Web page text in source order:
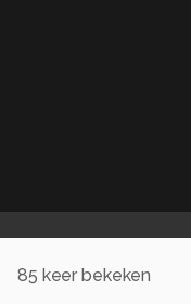
85 keer bekeken